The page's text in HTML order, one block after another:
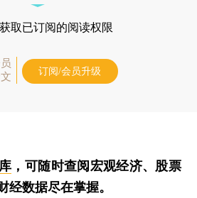
取已订阅的阅读权限
订阅/会员升级
，可随时查阅宏观经济、股票
经数据尽在掌握。